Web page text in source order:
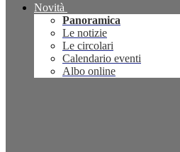
Novità
Panoramica
Le notizie
Le circolari
Calendario eventi
Albo online